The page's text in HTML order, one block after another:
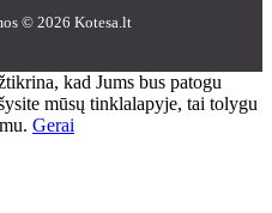
© 2026 Kotesa.lt
kad Jums bus patogu
mūsų tinklalapyje, tai tolygu
Gerai